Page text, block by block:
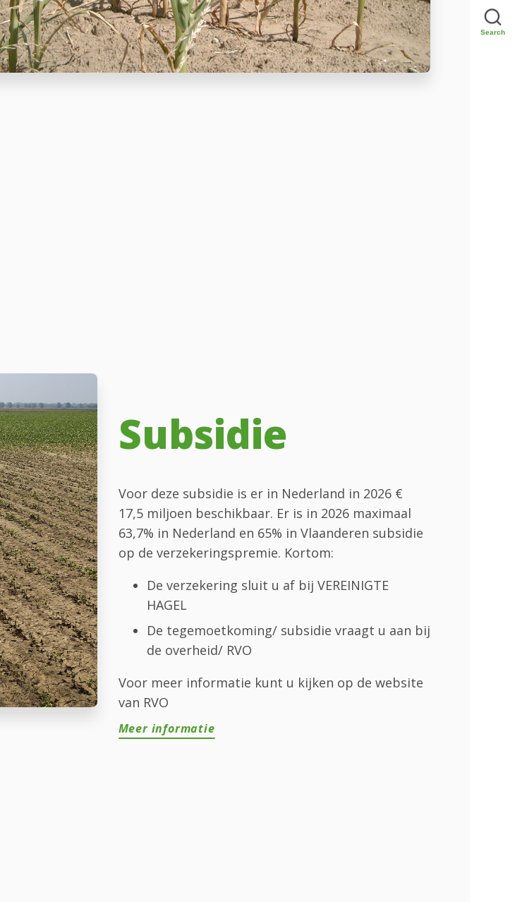
Subsidie
Voor deze subsidie is er in Nederland in 2026 €
17,5 miljoen beschikbaar. Er is in 2026 maximaal
63,7% in Nederland en 65% in Vlaanderen subsidie
op de verzekeringspremie. Kortom:
De verzekering sluit u af bij VEREINIGTE
HAGEL
De tegemoetkoming/ subsidie vraagt u aan bij
de overheid/ RVO
Voor meer informatie kunt u kijken op de website
van RVO
Meer informatie
Search